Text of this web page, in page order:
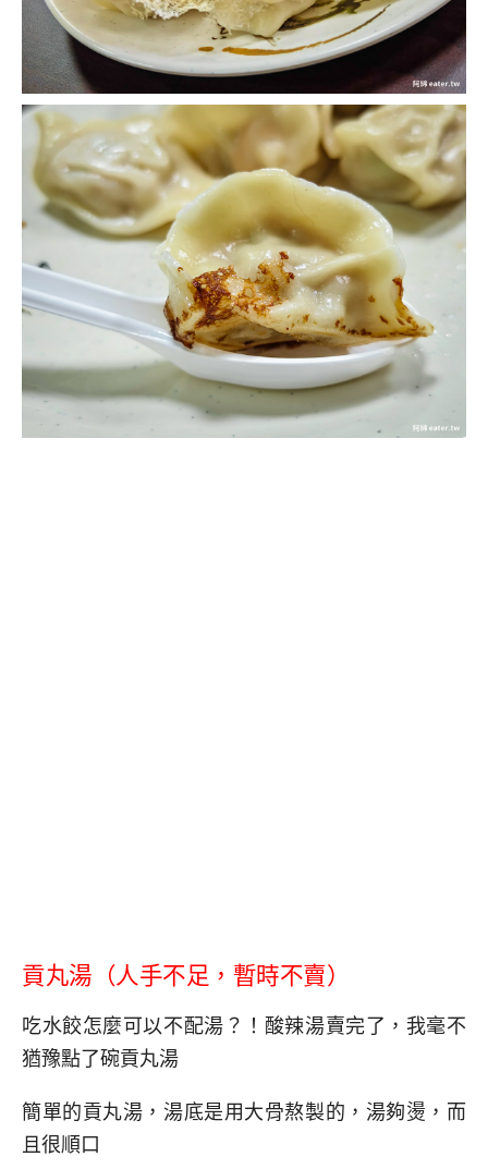
貢丸湯（人手不足，暫時不賣）
吃水餃怎麼可以不配湯？！酸辣湯賣完了，我毫不
猶豫點了碗貢丸湯
簡單的貢丸湯，湯底是用大骨熬製的，湯夠燙，而
且很順口